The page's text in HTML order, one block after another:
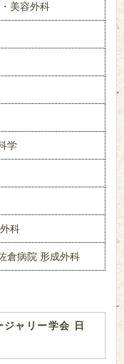
美容外科
学
科
倉病院 形成外科